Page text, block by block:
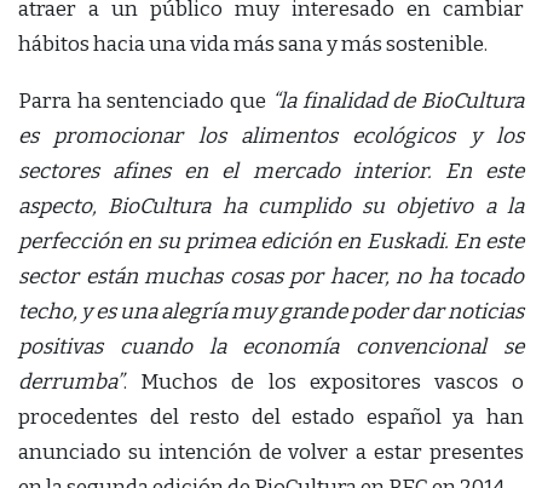
atraer a un público muy interesado en cambiar
hábitos hacia una vida más sana y más sostenible.
Parra ha sentenciado que “la finalidad de BioCultura
es promocionar los alimentos ecológicos y los
sectores afines en el mercado interior. En este
aspecto, BioCultura ha cumplido su objetivo a la
perfección en su primea edición en Euskadi. En este
sector están muchas cosas por hacer, no ha tocado
techo, y es una alegría muy grande poder dar noticias
positivas cuando la economía convencional se
derrumba”. Muchos de los expositores vascos o
procedentes del resto del estado español ya han
anunciado su intención de volver a estar presentes